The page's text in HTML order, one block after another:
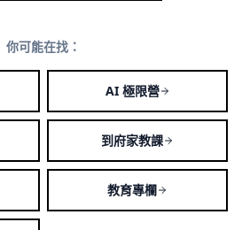
你可能在找：
AI 極限營
到府家教課
教育專欄